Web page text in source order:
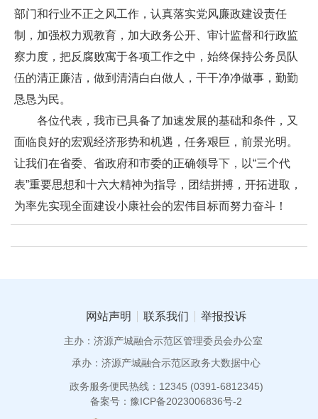
部门和行业不正之风工作，认真落实党风廉政建设责任
制，加强权力观教育，加大政务公开、审计监督和行政监
察力度，把反腐败寓于各项工作之中，始终保持公务员队
伍的清正廉洁，做到清清白白做人，干干净净做事，勤勤
恳恳为民。
各位代表，我市已具备了加速发展的基础和条件，又
面临良好的宏观经济形势和机遇，任务艰巨，前景光明。
让我们在省委、省政府和市委的正确领导下，以“三个代
表”重要思想和十六大精神为指导，团结拼搏，开拓进取，
为率先实现全面建设小康社会的宏伟目标而努力奋斗！
网站声明 联系我们 举报投诉
主办：济源产城融合示范区管理委员会办公室
承办：济源产城融合示范区政务大数据中心
政务服务便民热线：12345 (0391-6812345)
备案号：豫ICP备2023006836号-2